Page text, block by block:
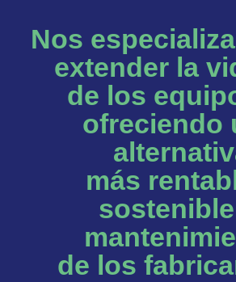
Nos
extender la
de los
ofreciendo
más
sostenible
de los